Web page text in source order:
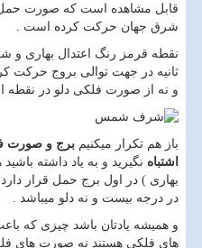
قابل مشاهده است که صورت
شرق جهان حرکت کرده است .
نقطه قرمز رنگ اعتدال بهاری
ثانیه در جهت توالی بروج حرکت
و نه از صورت فلکی دلو در نقطه
باز هم تکرار میکنیم برج و صورت
اشتباه نگیرید و به یاد داشته باشید
بهاری ) در اول برج حمل قرار
در درجه بیست و نه دلو میباشد .
و همیشه یادتان باشد چیزی که
های فلکی هستند نه صورت های